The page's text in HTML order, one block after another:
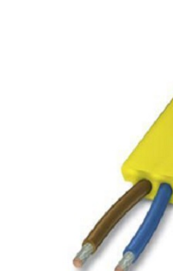
Оформление заказа
Подтверждение заказа